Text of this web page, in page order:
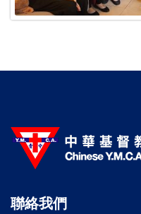
聯絡我們